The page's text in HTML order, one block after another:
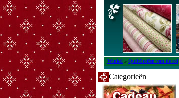
Winkel » QuiltStoffen van de rol
Categorieën